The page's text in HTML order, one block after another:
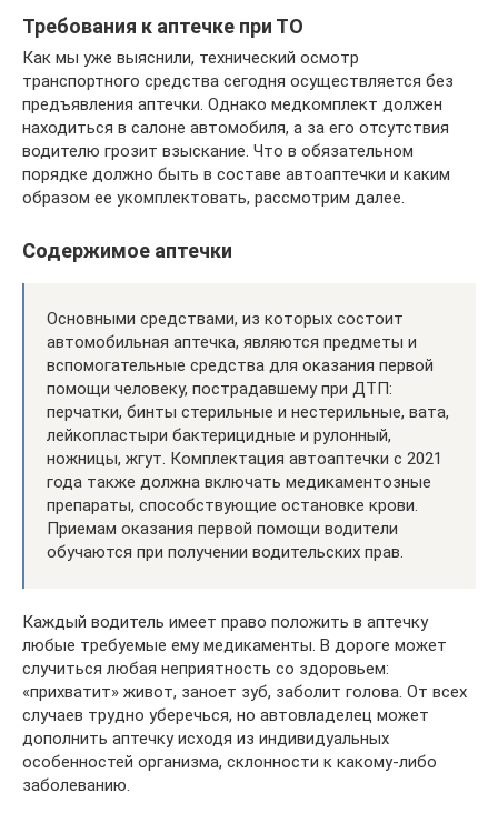
Требования к аптечке при ТО
Как мы уже выяснили, технический осмотр
транспортного средства сегодня осуществляется без
предъявления аптечки. Однако медкомплект должен
находиться в салоне автомобиля, а за его отсутствия
водителю грозит взыскание. Что в обязательном
порядке должно быть в составе автоаптечки и каким
образом ее укомплектовать, рассмотрим далее.
Содержимое аптечки
Основными средствами, из которых состоит
автомобильная аптечка, являются предметы и
вспомогательные средства для оказания первой
помощи человеку, пострадавшему при ДТП:
перчатки, бинты стерильные и нестерильные, вата,
лейкопластыри бактерицидные и рулонный,
ножницы, жгут. Комплектация автоаптечки с 2021
года также должна включать медикаментозные
препараты, способствующие остановке крови.
Приемам оказания первой помощи водители
обучаются при получении водительских прав.
Каждый водитель имеет право положить в аптечку
любые требуемые ему медикаменты. В дороге может
случиться любая неприятность со здоровьем:
«прихватит» живот, заноет зуб, заболит голова. От всех
случаев трудно уберечься, но автовладелец может
дополнить аптечку исходя из индивидуальных
особенностей организма, склонности к какому-либо
заболеванию.